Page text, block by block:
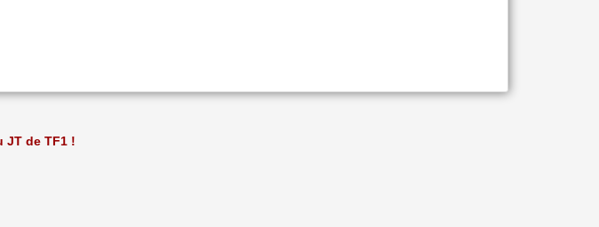
JT de TF1 !